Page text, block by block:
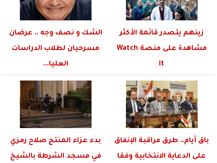
زينهم يتصدر قائمة الأكثر
مشاهدة على منصة Watch
it
الشك و نصف وجه .. عرضان
مسرحيان لطلاب الدراسات
العليا...
باق أيام.. طرق مراقبة الإنفاق
على الدعاية الانتخابية وفقا
بدء عزاء المنتج صلاح رمزي
في مسجد الشرطة بالشيخ